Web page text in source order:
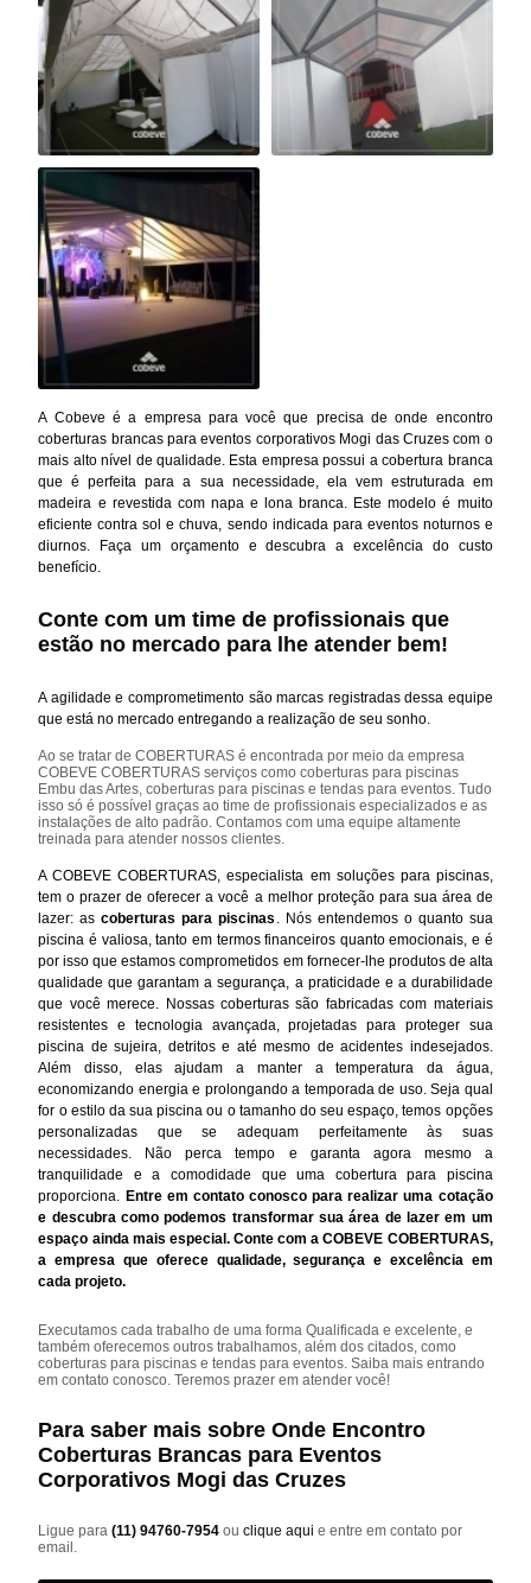
A Cobeve é a empresa para você que precisa de onde encontro
coberturas brancas para eventos corporativos Mogi das Cruzes com o
mais alto nível de qualidade. Esta empresa possui a cobertura branca
que é perfeita para a sua necessidade, ela vem estruturada em
madeira e revestida com napa e lona branca. Este modelo é muito
eficiente contra sol e chuva, sendo indicada para eventos noturnos e
diurnos. Faça um orçamento e descubra a excelência do custo
benefício.
Conte com um time de profissionais que
estão no mercado para lhe atender bem!
A agilidade e comprometimento são marcas registradas dessa equipe
que está no mercado entregando a realização de seu sonho.
Ao se tratar de COBERTURAS é encontrada por meio da empresa
COBEVE COBERTURAS serviços como coberturas para piscinas
Embu das Artes, coberturas para piscinas e tendas para eventos. Tudo
isso só é possível graças ao time de profissionais especializados e as
instalações de alto padrão. Contamos com uma equipe altamente
treinada para atender nossos clientes.
A COBEVE COBERTURAS, especialista em soluções para piscinas,
tem o prazer de oferecer a você a melhor proteção para sua área de
lazer: ascoberturas para piscinas
. Nós entendemos o quanto sua
piscina é valiosa, tanto em termos financeiros quanto emocionais, e é
por isso que estamos comprometidos em fornecer-lhe produtos de alta
qualidade que garantam a segurança, a praticidade e a durabilidade
que você merece. Nossas coberturas são fabricadas com materiais
resistentes e tecnologia avançada, projetadas para proteger sua
piscina de sujeira, detritos e até mesmo de acidentes indesejados.
Além disso, elas ajudam a manter a temperatura da água,
economizando energia e prolongando a temporada de uso. Seja qual
for o estilo da sua piscina ou o tamanho do seu espaço, temos opções
personalizadas que se adequam perfeitamente às suas
necessidades. Não perca tempo e garanta agora mesmo a
tranquilidade e a comodidade que uma cobertura para piscina
proporciona. Entre em contato conosco para realizar uma cotação
e descubra como podemos transformar sua área de lazer em um
espaço ainda mais especial. Conte com a COBEVE COBERTURAS,
a empresa que oferece qualidade, segurança e excelência em
cada projeto.
Executamos cada trabalho de uma forma Qualificada e excelente, e
também oferecemos outros trabalhamos, além dos citados, como
coberturas para piscinas e tendas para eventos. Saiba mais entrando
em contato conosco. Teremos prazer em atender você!
Para saber mais sobre Onde Encontro
Coberturas Brancas para Eventos
Corporativos Mogi das Cruzes
Ligue para(11) 94760-7954ouclique aqui e entre em contato por
email.